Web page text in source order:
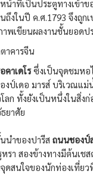
น้าที่เป็นประตูทางเข้
ถึงในปี ค.ศ.1793 จึงถู
าพเขียนผลงานชั้นยอด
าคารจีน
คาเดโรซึ่งเป็นจุดชมหอ
งป์เดอ มารส์ บริเวณ
ก ทั้งยังเป็นหนึ่งในสิ่ง
ยาศัย
นำของปารีส ถนนชองป์
รา สองข้างทางมีต้นเช
จุดสนใจของนักท่องเที่